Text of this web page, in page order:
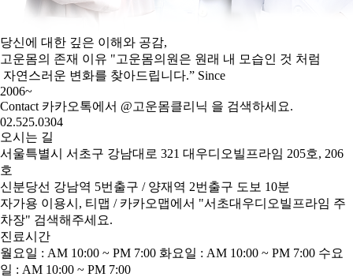
당신에 대한 깊은 이해와 공감,
고운몸의 존재 이유 "고운몸의원은 원래 내 모습인 것 처럼
자연스러운 변화를 찾아드립니다.” Since
2006~
Contact 카카오톡에서 @고운몸클리닉 을 검색하세요.
02.525.0304
오시는 길
서울특별시 서초구 강남대로 321 대우디오빌프라임 205호, 206
호
신분당선 강남역 5번출구 / 양재역 2번출구 도보 10분
자가용 이용시, 티맵 / 카카오맵에서 "서초대우디오빌프라임 주
차장" 검색해주세요.
진료시간
월요일 : AM 10:00 ~ PM 7:00 화요일 : AM 10:00 ~ PM 7:00 수요
일 : AM 10:00 ~ PM 7:00